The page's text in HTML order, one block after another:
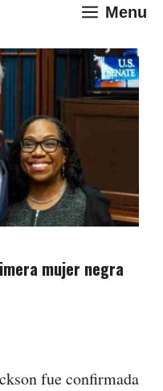
Menu
mujer negra
fue confirmada